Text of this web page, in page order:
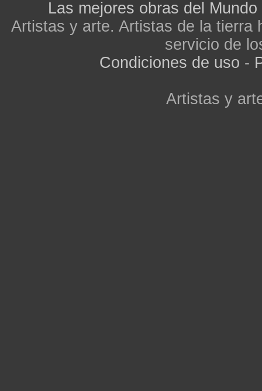
Las mejores obras del Mundo
Artistas y arte. Artistas de la tierra
servicio de
Condiciones de uso -
Artistas y